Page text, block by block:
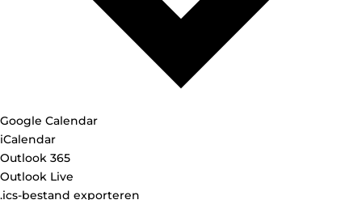
Google Calendar
iCalendar
Outlook 365
Outlook Live
.ics-bestand exporteren